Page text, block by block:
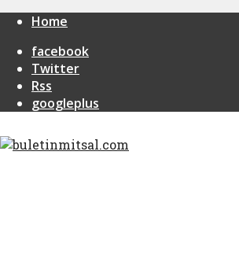
Home
facebook
Twitter
Rss
googleplus